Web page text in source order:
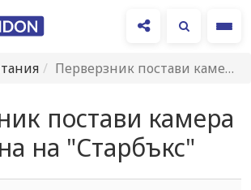
Перверзник постави камера в тоалетна на "Старбъкс"
постави камера
на "Старбъкс"